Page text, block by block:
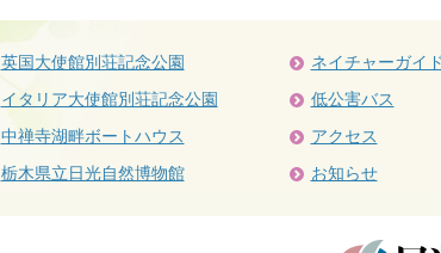
英国大使館別荘記念公園
イタリア大使館別荘記念公園
中禅寺湖畔ボートハウス
栃木県立日光自然博物館
ネイチャーガイド
低公害バス
アクセス
お知らせ